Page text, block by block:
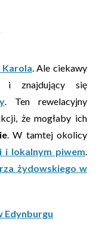
. Ale ciekawy
i znajdujący się
. Ten rewelacyjny
że mogłaby ich
. W tamtej okolicy
i lokalnym piwem.
żydowskiego w
Edynburgu